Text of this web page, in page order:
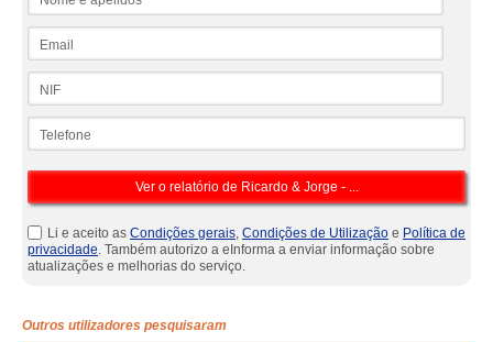
Li e aceito as Condições gerais, Condições de Utilização e Política de
privacidade. Também autorizo a eInforma a enviar informação sobre
atualizações e melhorias do serviço.
Outros utilizadores pesquisaram